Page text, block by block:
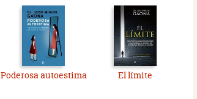
Poderosa autoestima El límite